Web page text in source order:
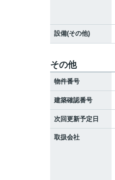
設備(その他)
その他
物件番号
建築確認番号
次回更新予定日
取扱会社